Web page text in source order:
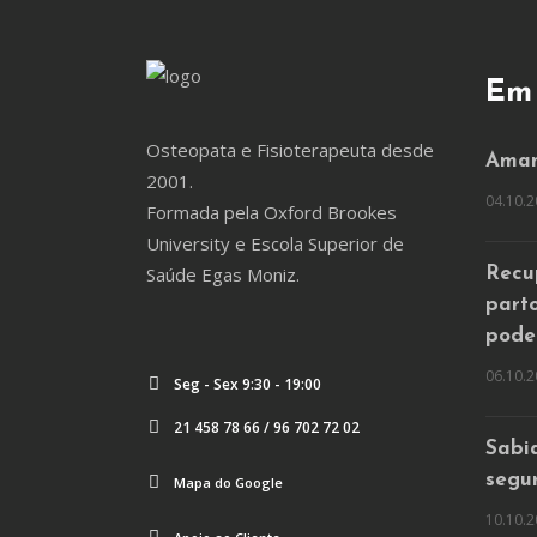
Osteopata e Fisioterapeuta desde
2001.
Formada pela Oxford Brookes
University e Escola Superior de
Saúde Egas Moniz.
Seg - Sex 9:30 - 19:00
21 458 78 66 / 96 702 72 02
Mapa do Google